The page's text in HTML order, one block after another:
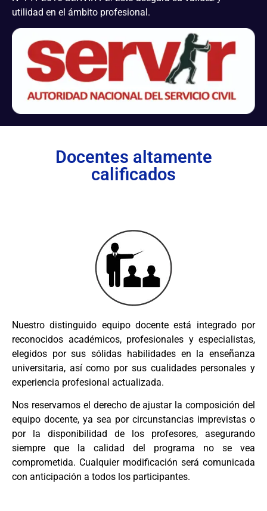
utilidad en el ámbito profesional.
Docentes altamente
calificados
Nuestro distinguido equipo docente está integrado por
reconocidos académicos, profesionales y especialistas,
elegidos por sus sólidas habilidades en la enseñanza
universitaria, así como por sus cualidades personales y
experiencia profesional actualizada.
Nos reservamos el derecho de ajustar la composición del
equipo docente, ya sea por circunstancias imprevistas o
por la disponibilidad de los profesores, asegurando
siempre que la calidad del programa no se vea
comprometida. Cualquier modificación será comunicada
con anticipación a todos los participantes.